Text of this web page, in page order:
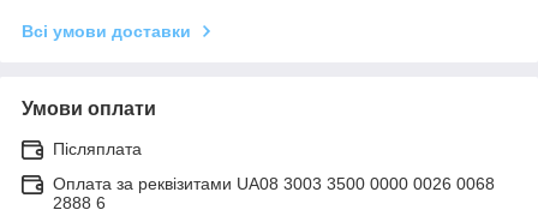
Всі умови доставки
Умови оплати
Післяплата
Оплата за реквізитами UA08 3003 3500 0000 0026 0068
2888 6